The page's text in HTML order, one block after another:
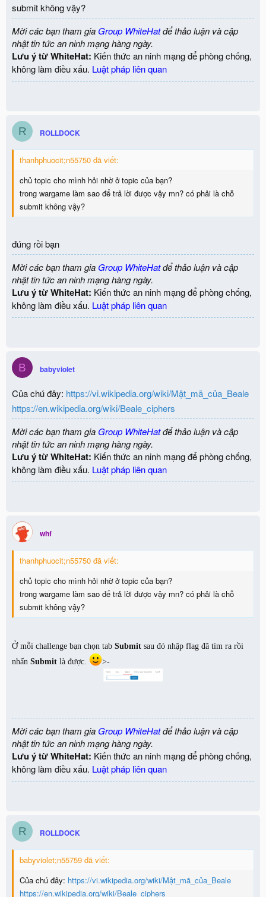
submit không vậy?
Mời các bạn tham gia Group WhiteHatđể thảo luận và cập
nhật tin tức an ninh mạng hàng ngày.
Lưu ý từ WhiteHat: Kiến thức an ninh mạng để phòng chống,
không làm điều xấu. Luật pháp liên quan
R ROLLDOCK
thanhphuocit;n55750 đã viết:
chủ topic cho mình hỏi nhờ ở topic của bạn?
trong wargame làm sao để trả lời được vậy mn? có phải là chỗ
submit không vậy?
đúng rồi bạn
Mời các bạn tham gia Group WhiteHatđể thảo luận và cập
nhật tin tức an ninh mạng hàng ngày.
Lưu ý từ WhiteHat: Kiến thức an ninh mạng để phòng chống,
không làm điều xấu. Luật pháp liên quan
B babyviolet
Của chú đây: https://vi.wikipedia.org/wiki/Mật_mã_của_Beale
https://en.wikipedia.org/wiki/Beale_ciphers
Mời các bạn tham gia Group WhiteHatđể thảo luận và cập
nhật tin tức an ninh mạng hàng ngày.
Lưu ý từ WhiteHat: Kiến thức an ninh mạng để phòng chống,
không làm điều xấu. Luật pháp liên quan
whf
thanhphuocit;n55750 đã viết:
chủ topic cho mình hỏi nhờ ở topic của bạn?
trong wargame làm sao để trả lời được vậy mn? có phải là chỗ
submit không vậy?
Ở mỗi challenge bạn chọn tab Submit sau đó nhập flag đã tìm ra rồi
nhấn Submit là được. >-
Mời các bạn tham gia Group WhiteHatđể thảo luận và cập
nhật tin tức an ninh mạng hàng ngày.
Lưu ý từ WhiteHat: Kiến thức an ninh mạng để phòng chống,
không làm điều xấu. Luật pháp liên quan
R ROLLDOCK
babyviolet;n55759 đã viết:
Của chú đây: https://vi.wikipedia.org/wiki/Mật_mã_của_Beale
https://en.wikipedia.org/wiki/Beale_ciphers